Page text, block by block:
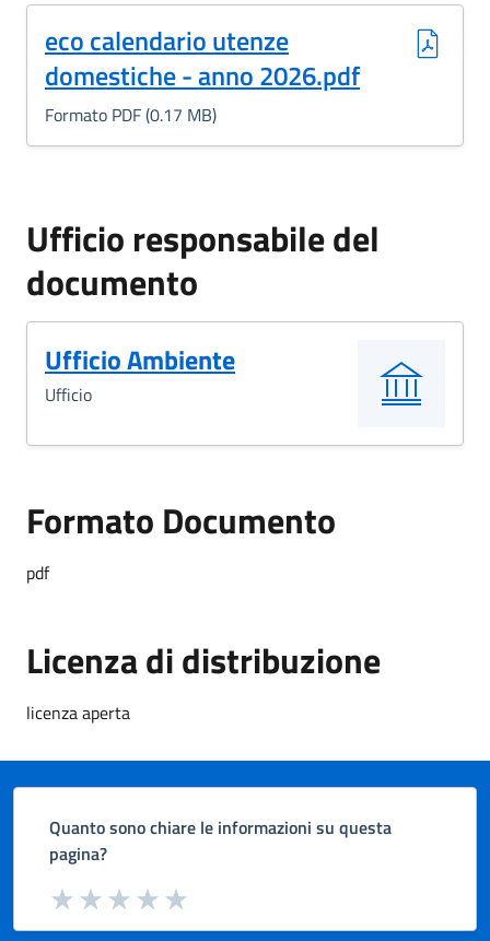
eco calendario utenze
domestiche - anno 2026.pdf
(Formato PDF, 0.17 MB)
Formato PDF (0.17 MB)
Ufficio responsabile del
documento
Ufficio Ambiente
Ufficio
Formato Documento
Formato Documento
pdf
Licenza di distribuzione
licenza aperta
Quanto sono chiare le informazioni su questa
pagina?
Valuta da 1 a 5 stelle la pagina
Valuta 5 stelle su 5
Valuta 4 stelle su 5
Valuta 3 stelle su 5
Valuta 2 stelle su 5
Valuta 1 stelle su 5